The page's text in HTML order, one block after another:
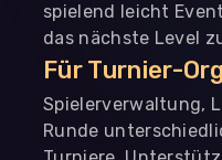
spielend leicht
das nächste Level
Für Turnier-
Spielerverwaltung,
Runde